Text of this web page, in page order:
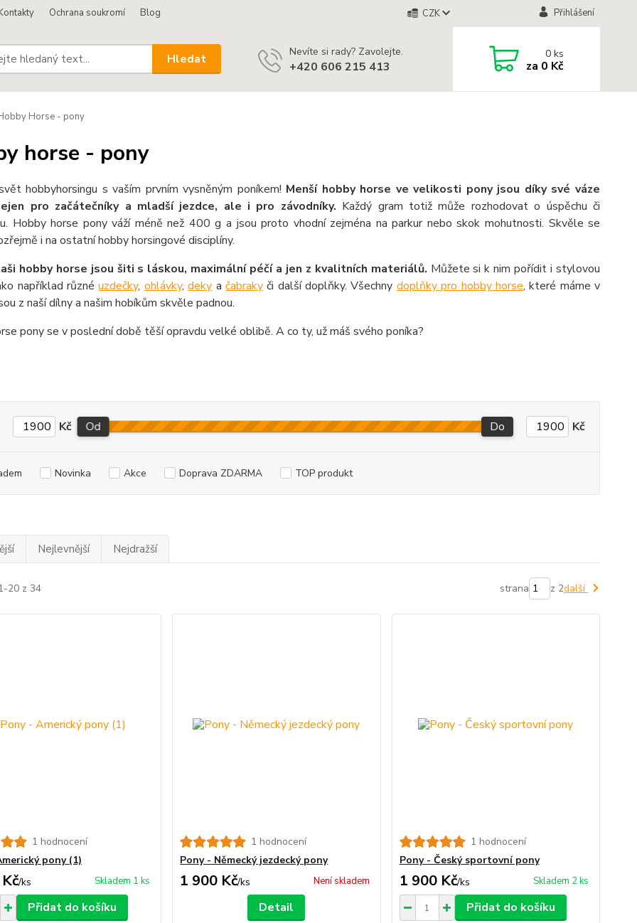
Ochrana soukromí Blog CZK Přihlášení
Hledat Nevíte si rady? Zavolejte.
+420 606 215 413
0ks
za 0 Kč
Horse - pony
horse - pony
hobbyhorsingu s vaším prvním vysněným poníkem! Menší hobby horse ve velikosti pony jsou díky své váze
pro začátečníky a mladší jezdce, ale i pro závodníky. Každý gram totiž může rozhodovat o úspěchu či
. Hobbyhorse pony váží méně než 400 g a jsouproto vhodní zejména na parkur nebo skok mohutnosti. Skvěle se
i na ostatní hobbyhorsingové disciplíny.
hobby horse jsou šiti s láskou, maximální péčí a jen z kvalitních materiálů. Můžete si k nim pořídit i stylovou
napříkladrůzné uzdečky, ohlávky,deky a čabrakyči další doplňky. Všechny doplňky pro hobby horse, které máme v
z naší dílny a našim hobíkům skvěle padnou.
pony se v poslední době těší opravdu velké oblibě. A co ty, už máš svého poníka?
Kč Od Do Kč
Novinka Akce Doprava ZDARMA TOP produkt
Nejlevnější Nejdražší
20 z 34 strana z 2další
1 hodnocení
pony (1)
/ks Skladem 1 ks
Přidat do košíku
1 hodnocení
Pony - Německý jezdecký pony
1 900 Kč/ks Není skladem
Detail
1 hodnocení
Pony - Český sportovní pony
1 900 Kč/ks Skladem 2 ks
Přidat do košíku